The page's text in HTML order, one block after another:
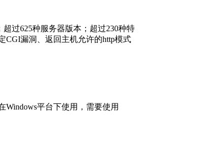
过625种服务器版本；超过230种特
CGI漏洞、返回主机允许的http模式
Windows平台下使用，需要使用